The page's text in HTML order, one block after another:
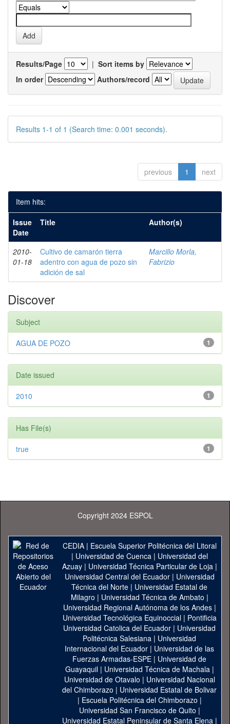
Results/Page | Sort items by
In order
Authors/record
Results 1-1 of 1 (Search time: 0.001 seconds).
previous 1 next
Item hits:
Issue
Date
Title Author(s)
2010-
01-18
Cultivo de camarón tierra
adentro con agua de pozo sin
adición de sal
Marcillo Morla,
Fabrizio
Discover
Subject
1
AGUA DE POZO
Date issued
1
2010
Has File(s)
1
true
Copyright 2024 ESPOL
CEDIA| Escuela Superior Politécnica del Litoral
| Universidad de Cuenca| Universidad del
Azuay| Universidad Técnica Particular de Loja|
Universidad Central del Ecuador| Universidad
Técnica del Norte | Universidad Estatal de
Milagro | Universidad Técnica de Ambato |
Universidad Regional Autónoma de los Andes|
Universidad Tecnológica Equinoccial| Pontificia
Universidad Catolica del Ecuador | Universidad
Politécnica Salesiana | Universidad
Internacional del Ecuador | Universidad de las
Fuerzas Armadas-ESPE | Universidad de
Guayaquil| Universidad Técnica de Machala|
Universidad de Otavalo | Universidad Nacional
del Chimborazo | Universidad Estatal de Bolivar
| Escuela Politécnica del Chimborazo |
Universidad San Francisco de Quito |
Universidad Estatal Peninsular de Santa Elena|